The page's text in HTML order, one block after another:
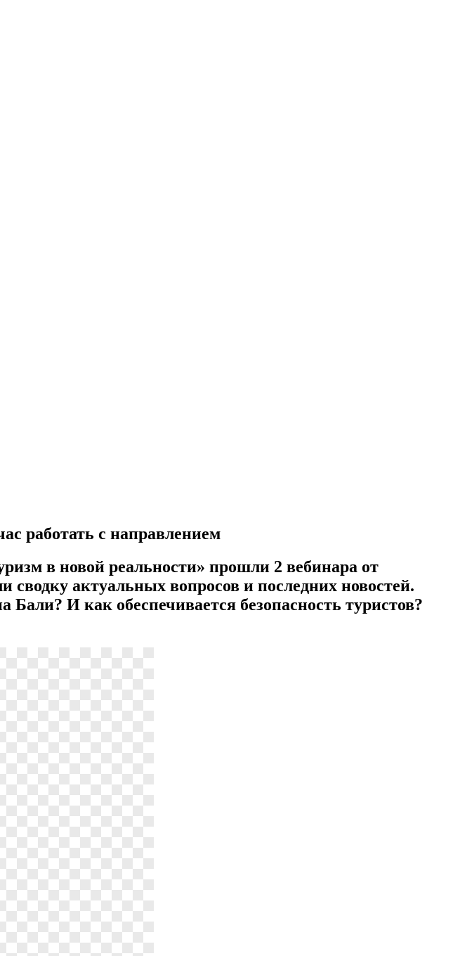
работать с направлением
в новой реальности» прошли 2 вебинара от
актуальных вопросов и последних новостей.
И как обеспечивается безопасность туристов?